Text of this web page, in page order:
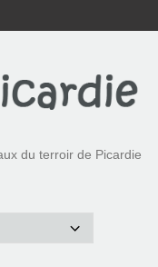
du terroir de Picardie